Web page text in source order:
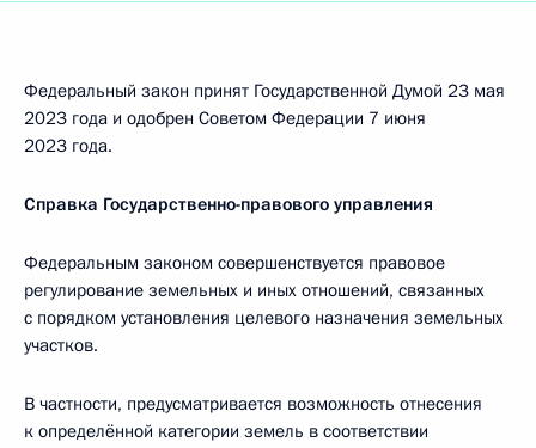
Федеральный закон принят Государственной Думой 23 мая
2023 года и одобрен Советом Федерации 7 июня
2023 года.
Справка Государственно-правового управления
Федеральным законом совершенствуется правовое
регулирование земельных и иных отношений, связанных
с порядком установления целевого назначения земельных
участков.
В частности, предусматривается возможность отнесения
к определённой категории земель в соответствии